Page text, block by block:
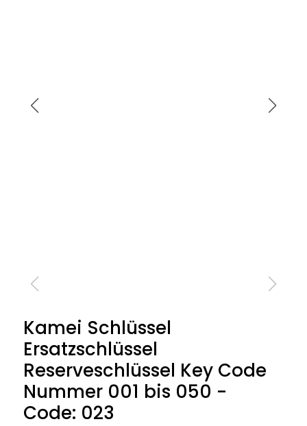
Kamei Schlüssel
Ersatzschlüssel
Reserveschlüssel Key Code
Nummer 001 bis 050 -
Code: 023